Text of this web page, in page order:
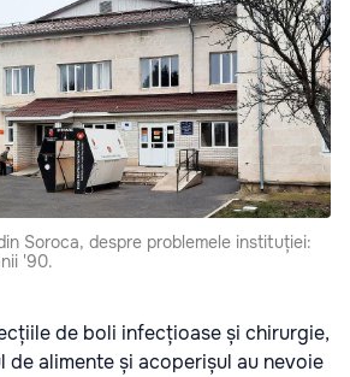
Soroca, despre problemele instituției:
'90.
de boli infecțioase și chirurgie,
de alimente și acoperișul au nevoie